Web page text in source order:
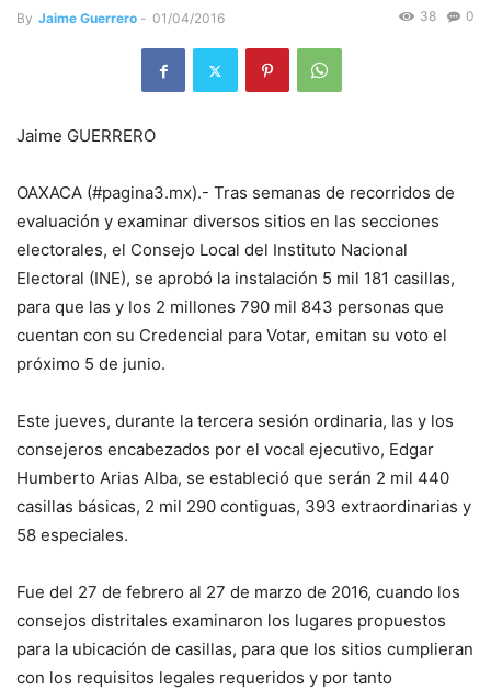
By Jaime Guerrero - 01/04/2016 0
38
Jaime GUERRERO
OAXACA (#pagina3.mx).- Tras semanas de recorridos de
evaluación y examinar diversos sitios en las secciones
electorales, el Consejo Local del Instituto Nacional
Electoral (INE), se aprobó la instalación 5 mil 181 casillas,
para que las y los 2 millones 790 mil 843 personas que
cuentan con su Credencial para Votar, emitan su voto el
próximo 5 de junio.
Este jueves, durante la tercera sesión ordinaria, las y los
consejeros encabezados por el vocal ejecutivo, Edgar
Humberto Arias Alba, se estableció que serán 2 mil 440
casillas básicas, 2 mil 290 contiguas, 393 extraordinarias y
58 especiales.
Fue del 27 de febrero al 27 de marzo de 2016, cuando los
consejos distritales examinaron los lugares propuestos
para la ubicación de casillas, para que los sitios cumplieran
con los requisitos legales requeridos y por tanto